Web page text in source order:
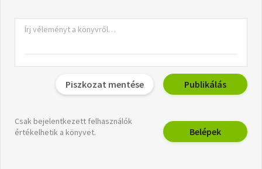
Piszkozat mentése Publikálás
Csak bejelentkezett felhasználók
értékelhetik a könyvet.
Belépek